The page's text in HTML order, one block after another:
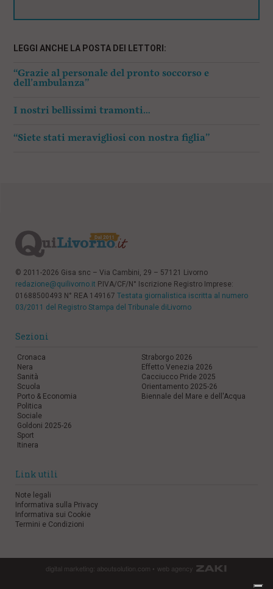
LEGGI ANCHE LA POSTA DEI LETTORI:
“Grazie al personale del pronto soccorso e
dell’ambulanza”
I nostri bellissimi tramonti…
“Siete stati meravigliosi con nostra figlia”
© 2011-2026 Gisa snc – Via Cambini, 29 – 57121 Livorno
redazione@quilivorno.it P.IVA/CF/N° Iscrizione Registro Imprese:
01688500493 N° REA 149167 Testata giornalistica iscritta al numero
03/2011 del Registro Stampa del Tribunale diLivorno
Sezioni
Cronaca
Nera
Sanità
Scuola
Porto & Economia
Politica
Sociale
Goldoni 2025-26
Sport
Itinera
Straborgo 2026
Effetto Venezia 2026
Cacciucco Pride 2025
Orientamento 2025-26
Biennale del Mare e dell'Acqua
Link utili
Note legali
Informativa sulla Privacy
Informativa sui Cookie
Termini e Condizioni
digital marketing: aboutsolution.com •web agency